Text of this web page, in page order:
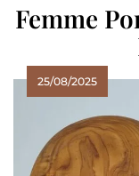
Femme
25/08/2025